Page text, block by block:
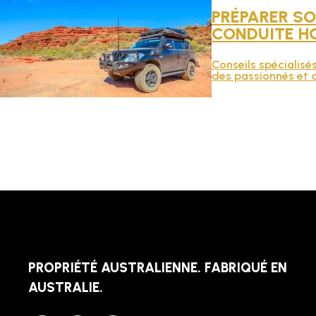
PRÉPARER
CONDUITE
Conseils
des passionnés et
PROPRIÉTÉ AUSTRALIENNE. FABRIQUÉ EN
AUSTRALIE.